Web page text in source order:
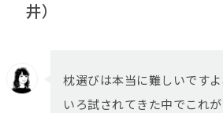
井）
枕選びは本当に難しいです
いろ試されてきた中でこれ